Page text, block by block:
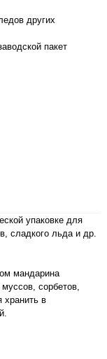
других
пакет
упаковке для
сладкого льда и др.
мандарина
сорбетов,
хранить в